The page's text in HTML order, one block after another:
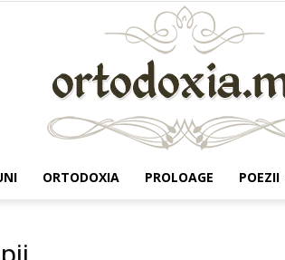
ORTODOXIA PROLOAGE POEZII